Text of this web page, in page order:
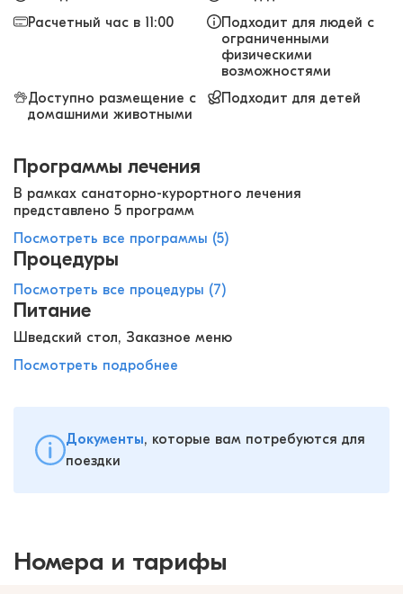
Расчетный час в 11:00
Подходит для людей с
ограниченными
физическими
возможностями
Доступно размещение с
домашними животными
Подходит для детей
Программы лечения
В рамках санаторно-курортного лечения
представлено 5 программ
Посмотреть все программы (5)
Процедуры
Посмотреть все процедуры (7)
Питание
Шведский стол, Заказное меню
Посмотреть подробнее
Документы, которые вам потребуются для
поездки
Номера и тарифы